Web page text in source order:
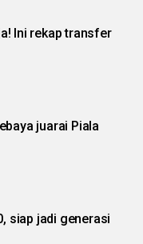
Ini rekap transfer
juarai Piala
siap jadi generasi